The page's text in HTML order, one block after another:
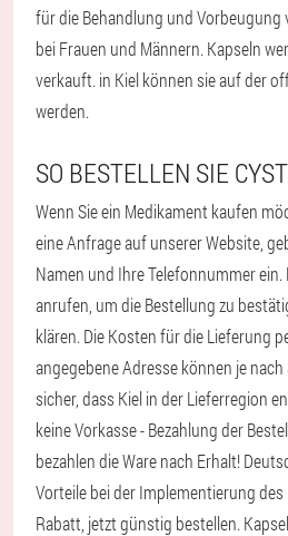
für die Behandlung und Vorbeugung
bei Frauen und Männern. Kapseln
verkauft. in Kiel können sie auf der
werden.
SO BESTELLEN SIE
Wenn Sie ein Medikament kaufen
eine Anfrage auf unserer Website,
Namen und Ihre Telefonnummer ein.
anrufen, um die Bestellung zu
klären. Die Kosten für die Lieferung
angegebene Adresse können je
sicher, dass Kiel in der Lieferregion
keine Vorkasse - Bezahlung der
bezahlen die Ware nach Erhalt!
Vorteile bei der Implementierung
Rabatt, jetzt günstig bestellen.